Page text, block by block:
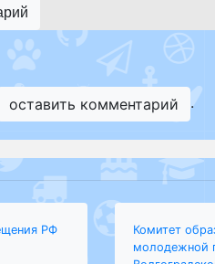
оставить комментарий .
РФ
Комитет
молодежной